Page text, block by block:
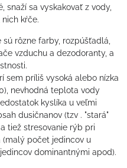
snaží sa vyskakovať z vody,
kŕče.
rôzne farby, rozpúšťadlá,
vzduchu a dezodoranty, a
sem príliš vysoká alebo nízka
nevhodná teplota vody
kyslíka u veľmi
dusičnanov (tzv . "stará"
tiež stresovanie rýb pri
(malý počet jedincov u
dominantnými apod).